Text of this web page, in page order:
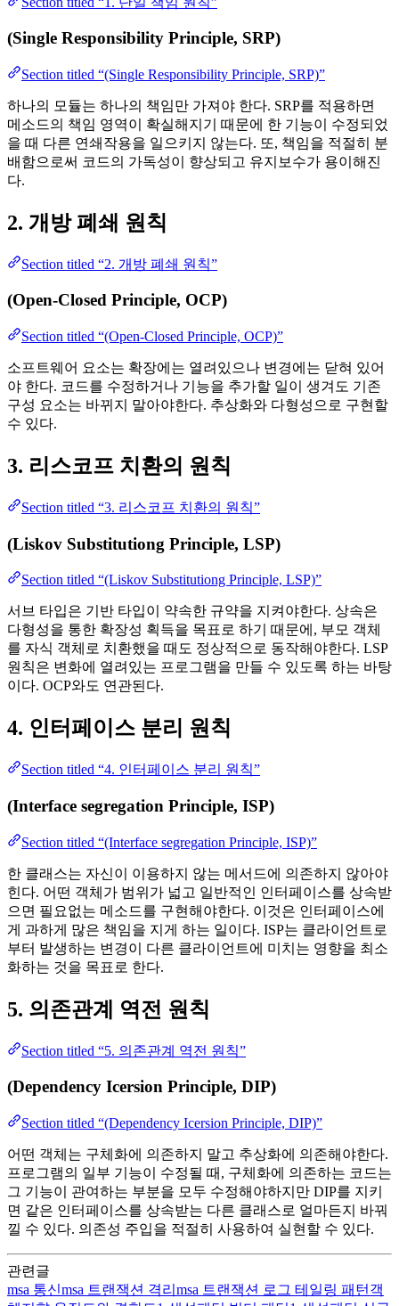
(Single Responsibility Principle, SRP)
Section titled “(Single Responsibility Principle, SRP)”
하나의 모듈는 하나의 책임만 가져야 한다. SRP를 적용하면
메소드의 책임 영역이 확실해지기 때문에 한 기능이 수정되었
을 때 다른 연쇄작용을 일으키지 않는다. 또, 책임을 적절히 분
배함으로써 코드의 가독성이 향상되고 유지보수가 용이해진
다.
2. 개방 폐쇄 원칙
Section titled “2. 개방 폐쇄 원칙”
(Open-Closed Principle, OCP)
Section titled “(Open-Closed Principle, OCP)”
소프트웨어 요소는 확장에는 열려있으나 변경에는 닫혀 있어
야 한다. 코드를 수정하거나 기능을 추가할 일이 생겨도 기존
구성 요소는 바뀌지 말아야한다. 추상화와 다형성으로 구현할
수 있다.
3. 리스코프 치환의 원칙
Section titled “3. 리스코프 치환의 원칙”
(Liskov Substitutiong Principle, LSP)
Section titled “(Liskov Substitutiong Principle, LSP)”
서브 타입은 기반 타입이 약속한 규약을 지켜야한다. 상속은
다형성을 통한 확장성 획득을 목표로 하기 때문에, 부모 객체
를 자식 객체로 치환했을 때도 정상적으로 동작해야한다. LSP
원칙은 변화에 열려있는 프로그램을 만들 수 있도록 하는 바탕
이다. OCP와도 연관된다.
4. 인터페이스 분리 원칙
Section titled “4. 인터페이스 분리 원칙”
(Interface segregation Principle, ISP)
Section titled “(Interface segregation Principle, ISP)”
한 클래스는 자신이 이용하지 않는 메서드에 의존하지 않아야
힌다. 어떤 객체가 범위가 넓고 일반적인 인터페이스를 상속받
으면 필요없는 메소드를 구현해야한다. 이것은 인터페이스에
게 과하게 많은 책임을 지게 하는 일이다. ISP는 클라이언트로
부터 발생하는 변경이 다른 클라이언트에 미치는 영향을 최소
화하는 것을 목표로 한다.
5. 의존관계 역전 원칙
Section titled “5. 의존관계 역전 원칙”
(Dependency Icersion Principle, DIP)
Section titled “(Dependency Icersion Principle, DIP)”
어떤 객체는 구체화에 의존하지 말고 추상화에 의존해야한다.
프로그램의 일부 기능이 수정될 때, 구체화에 의존하는 코드는
그 기능이 관여하는 부분을 모두 수정해야하지만 DIP를 지키
면 같은 인터페이스를 상속받는 다른 클래스로 얼마든지 바꿔
낄 수 있다. 의존성 주입을 적절히 사용하여 실현할 수 있다.
관련글
msa 통신msa 트랜잭션 격리 msa 트랜잭션 로그 테일링 패턴 객